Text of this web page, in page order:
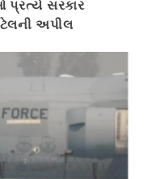
પ્રત્યે સરકાર
અપીલ